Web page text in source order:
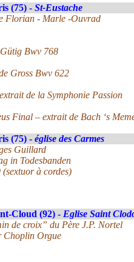
(75) - St-Eustache
Florian - Marle -Ouvrad
Bwv 768
Gross Bwv 622
de la Symphonie Passion
Final – extrait de Bach ‘s
(75) - église des Carmes
Guillard
in Todesbanden
à cordes)
Cloud (92) - Eglise Saint
de croix” du Père J.P. Nortel
Choplin Orgue